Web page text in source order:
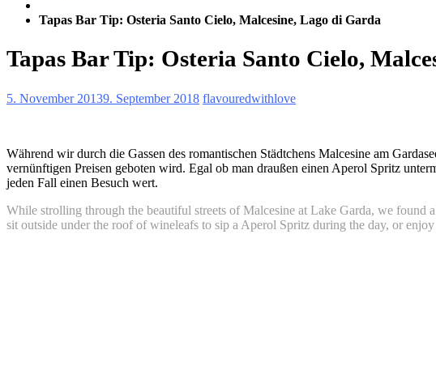
Tapas Bar Tip: Osteria Santo Cielo, Malcesine, Lago di Garda
Tapas Bar Tip: Osteria Santo Cielo,
5. November 20139. September 2018 flavouredwithlove
Während wir durch die Gassen des romantischen Städtchens Malcesine am
vernünftigen Preisen geboten wird. Egal ob man draußen einen Aperol Spritz
jeden Fall einen Besuch wert.
While strolling through the beautiful streets of Malcesine at Lake Garda, we
sit outside under the roof of wineleafs to sip a Aperol Spritz during the day, or